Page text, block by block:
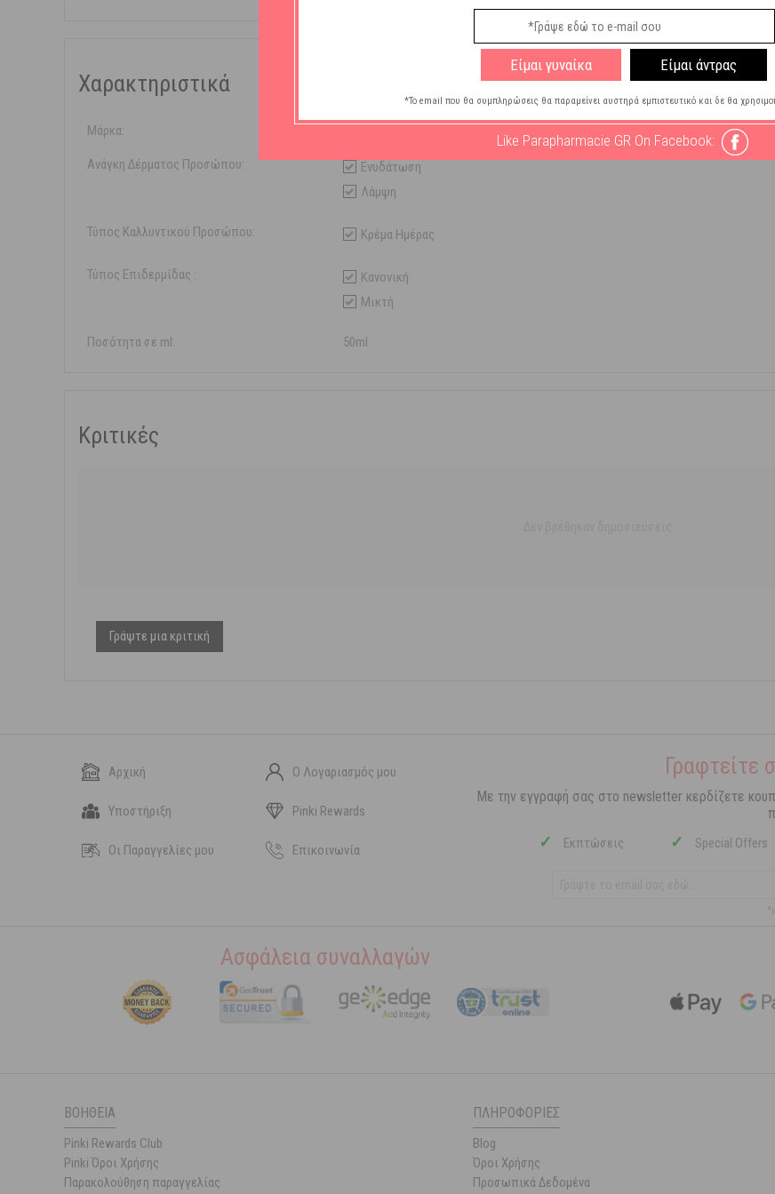
Χαρακτηριστικά
Μάρκα:
Ανάγκη Δέρματος Προσώπου:
Ενυδάτωση
Λάμψη
Τύπος Καλλυντικού Προσώπου: Κρέμα Ημέρας
Τύπος Επιδερμίδας :
Κανονική
Μικτή
Ποσότητα σε ml: 50ml
Κριτικές
Γράψτε μια κριτική
Αρχική Ο Λογαριασμός μου
Υποστήριξη Pinki Rewards
Οι Παραγγελίες μου Επικοινωνία
Γραφτείτε
Με την εγγραφή σας στο newsletter κερδίζετε
✓ Εκπτώσεις ✓ Special Offers
Ασφάλεια συναλλαγών
ΒΟΉΘΕΙΑ
Pinki Rewards Club
Pinki Όροι Χρήσης
Παρακολούθηση παραγγελίας
ΠΛΗΡΟΦΟΡΊΕΣ
Blog
Όροι Χρήσης
Προσωπικά Δεδομένα
Είμαι γυναίκα Είμαι άντρας
*Το email που θα συμπληρώσεις θα παραμείνει αυστηρά εμπιστευτικό και δε θα
Like Parapharmacie GR On Facebook: